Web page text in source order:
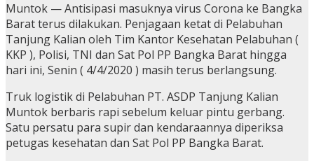
Muntok — Antisipasi masuknya virus Corona ke Bangka
Barat terus dilakukan. Penjagaan ketat di Pelabuhan
Tanjung Kalian oleh Tim Kantor Kesehatan Pelabuhan (
KKP ), Polisi, TNI dan Sat Pol PP Bangka Barat hingga
hari ini, Senin ( 4/4/2020 ) masih terus berlangsung.
Truk logistik di Pelabuhan PT. ASDP Tanjung Kalian
Muntok berbaris rapi sebelum keluar pintu gerbang.
Satu persatu para supir dan kendaraannya diperiksa
petugas kesehatan dan Sat Pol PP Bangka Barat.